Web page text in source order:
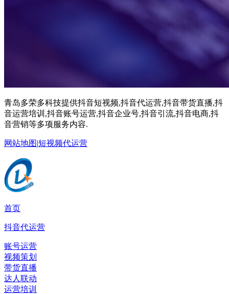
青岛多荣多科技提供抖音短视频,抖音代运营,抖音带货直播,抖
音运营培训,抖音账号运营,抖音企业号,抖音引流,抖音电商,抖
音营销等多项服务内容.
网站地图|短视频代运营
首页
抖音代运营
账号运营
视频策划
带货直播
达人联动
运营培训